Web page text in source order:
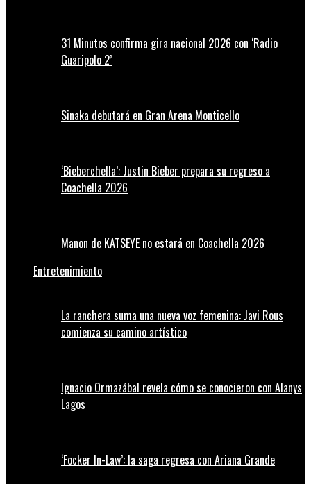
31 Minutos confirma gira nacional 2026 con ‘Radio
Guaripolo 2’
Sinaka debutará en Gran Arena Monticello
‘Bieberchella’: Justin Bieber prepara su regreso a
Coachella 2026
Manon de KATSEYE no estará en Coachella 2026
Entretenimiento
La ranchera suma una nueva voz femenina: Javi Rous
comienza su camino artístico
Ignacio Ormazábal revela cómo se conocieron con Alanys
Lagos
‘Focker In-Law’: la saga regresa con Ariana Grande